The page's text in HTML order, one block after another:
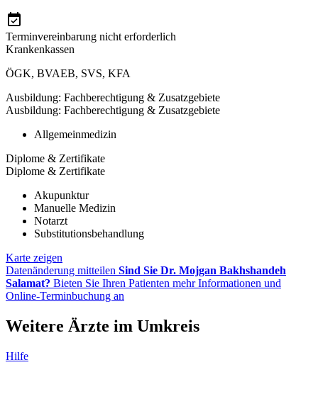
Terminvereinbarung nicht erforderlich
Krankenkassen
ÖGK, BVAEB, SVS, KFA
Ausbildung: Fachberechtigung & Zusatzgebiete
Ausbildung: Fachberechtigung & Zusatzgebiete
Allgemeinmedizin
Diplome & Zertifikate
Diplome & Zertifikate
Akupunktur
Manuelle Medizin
Notarzt
Substitutionsbehandlung
Karte zeigen
Datenänderung mitteilen Sind Sie Dr. Mojgan Bakhshandeh
Salamat? Bieten Sie Ihren Patienten mehr Informationen und
Online-Terminbuchung an
Weitere Ärzte im Umkreis
Hilfe